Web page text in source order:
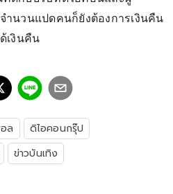
ำนวนแปดคนก็ยังต้องการเงินคืน
เงินคืน
ล
ดิไอคอนกรุ๊ป
ข่าวบันเทิง